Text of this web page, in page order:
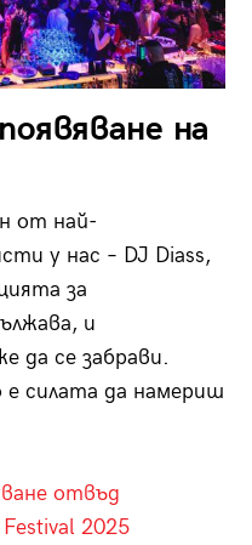
на
от най-
у нас – DJ Diass,
за
и
да се забрави.
силата да намериш
отвъд
2025